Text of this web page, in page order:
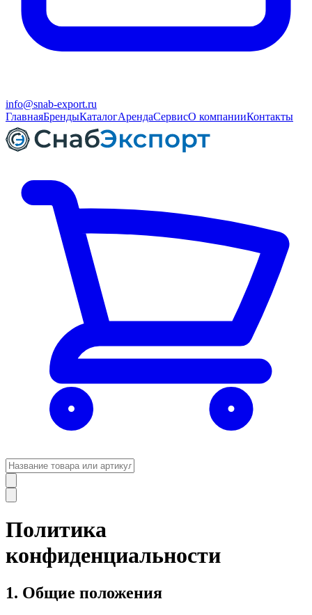
info@snab-export.ru
ГлавнаяБрендыКаталогАрендаСервисО компанииКонтакты
Политика
конфиденциальности
1. Общие положения